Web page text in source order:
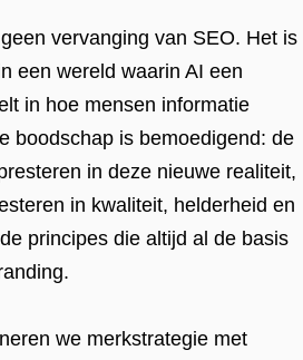
vervanging van SEO. Het is
een wereld waarin AI een
in hoe mensen informatie
boodschap is bemoedigend: de
in deze nieuwe realiteit,
in kwaliteit, helderheid en
principes die altijd al de basis
we merkstrategie met